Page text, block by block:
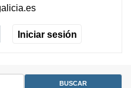
Iniciar sesión